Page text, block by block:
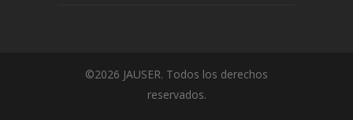
©2026 JAUSER. Todos los derechos
reservados.